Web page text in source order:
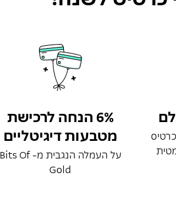
בכרטיס
6% הנחה לרכישת
מטבעות דיגיטליים
על העמלה הנגבית מ- Bits Of
Gold